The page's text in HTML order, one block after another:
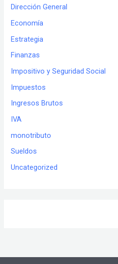
Dirección General
Economía
Estrategia
Finanzas
Impositivo y Seguridad Social
Impuestos
Ingresos Brutos
IVA
monotributo
Sueldos
Uncategorized